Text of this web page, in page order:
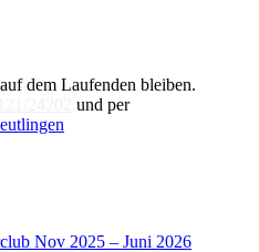
dem Laufenden bleiben.
und per
Nov 2025 – Juni 2026